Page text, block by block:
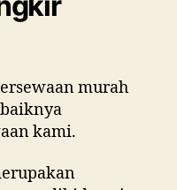
murah
kami.